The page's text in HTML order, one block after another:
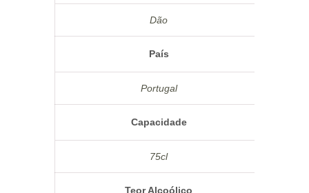
Dão
País
Portugal
Capacidade
75cl
Teor Alcoólico